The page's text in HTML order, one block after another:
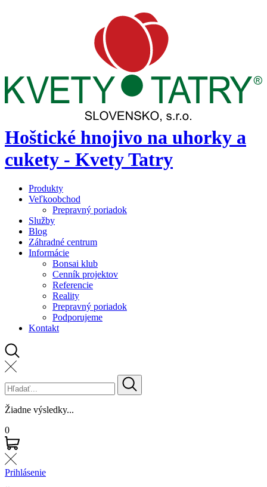
Hoštické hnojivo na uhorky a
cukety - Kvety Tatry
Produkty
Veľkoobchod
Prepravný poriadok
Služby
Blog
Záhradné centrum
Informácie
Bonsai klub
Cenník projektov
Referencie
Reality
Prepravný poriadok
Podporujeme
Kontakt
Žiadne výsledky...
0
Prihlásenie